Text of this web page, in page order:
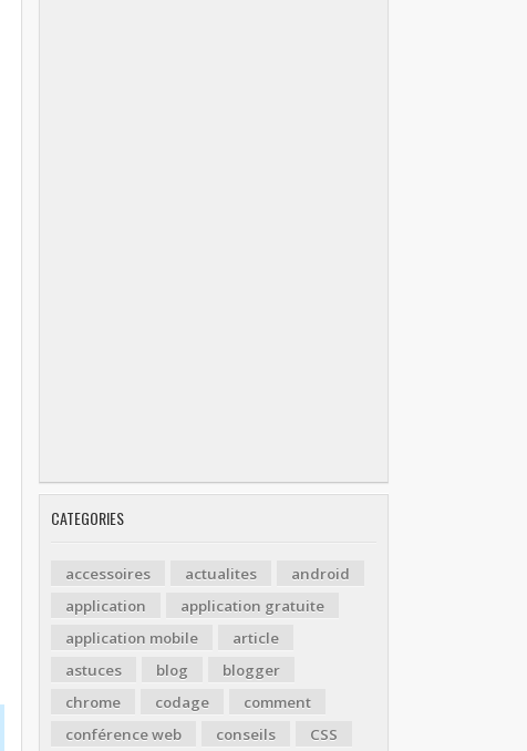
CATEGORIES
accessoires actualites
android
application
application gratuite
application mobile
article
astuces
blog
blogger
chrome
codage
comment
conférence web
conseils
CSS